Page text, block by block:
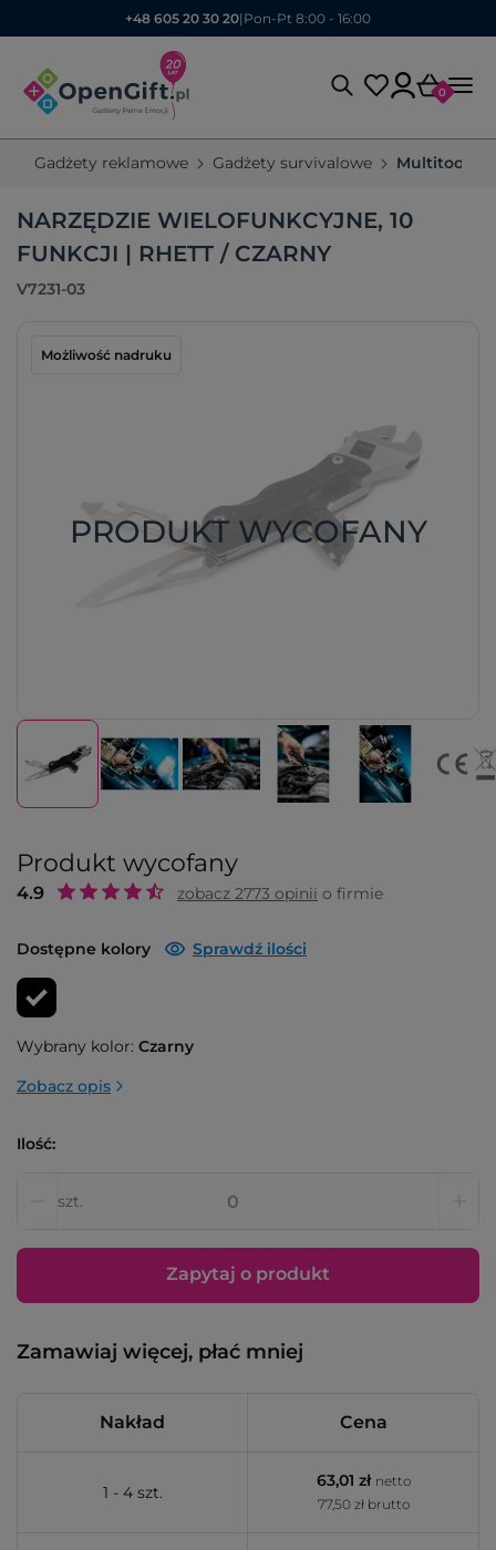
+48 605 20 30 20| Pon-Pt 8:00 - 16:00
0
Gadżety reklamowe Gadżety survivalowe Multitoole
NARZĘDZIE WIELOFUNKCYJNE, 10
FUNKCJI | RHETT / CZARNY
V7231-03
Możliwość nadruku
PRODUKT WYCOFANY
Produkt wycofany
4.9 zobacz 2773 opinii o firmie
Dostępne kolory Sprawdź ilości
Wybrany kolor: Czarny
Zobacz opis
Ilość:
szt.
Zapytaj o produkt
Zamawiaj więcej, płać mniej
Nakład Cena
1 - 4 szt.
63,01 zł netto
77,50 zł brutto